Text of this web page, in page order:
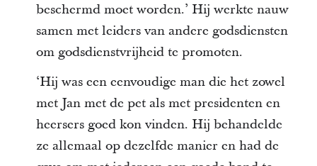
beschermd moet worden.ʼ Hij werkte nauw
samen met leiders van andere godsdiensten
om godsdienstvrijheid te promoten.
‘Hij was een eenvoudige man die het zowel
met Jan met de pet als met presidenten en
heersers goed kon vinden. Hij behandelde
ze allemaal op dezelfde manier en had de